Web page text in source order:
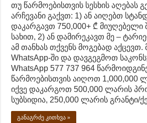
თუ წარმოებისთვის სესხის აღებას
არჩევანი გაქვთ: 1) ან აიღებთ
დაკარგავთ 750,000+ ₾ მიუღებელი
სახით, 2) ან დამირეკავთ მე –
ამ თანხას თქვენს მოგებად
WhatsApp-ში და დავგეგმოთ
WhatsApp 577 737 964
წარმოებისთვის აიღოთ 1,000,000
იქვე დაკარგოთ 500,000 ლარის
სუბსიდია, 250,000 ლარის გრანტი/
განაგრძე კითხვა »